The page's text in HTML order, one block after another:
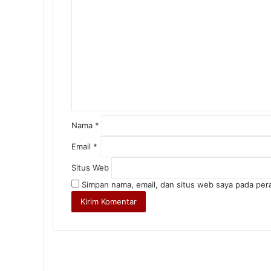
3 Agustus 2026
3 Agustus 2026
Nama *
Email *
Situs Web
Simpan nama, email, dan situs web saya pada